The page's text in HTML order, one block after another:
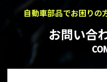
自動車部品でお困りの
お問い合